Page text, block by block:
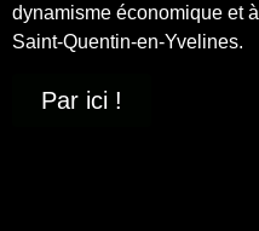
dynamisme économique et à
Saint-Quentin-en-Yvelines.
Par ici !